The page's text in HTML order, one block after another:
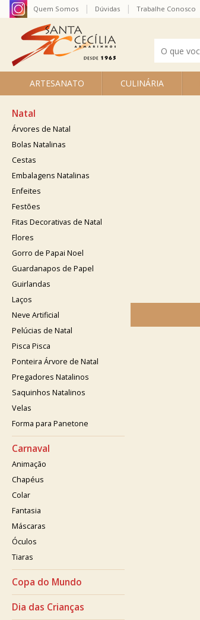
Quem Somos Dúvidas Trabalhe Conosco
ARTESANATO CULINÁRIA
Natal
Árvores de Natal
Bolas Natalinas
Cestas
Embalagens Natalinas
Enfeites
Festões
Fitas Decorativas de Natal
Flores
Gorro de Papai Noel
Guardanapos de Papel
Guirlandas
Laços
Neve Artificial
Pelúcias de Natal
Pisca Pisca
Ponteira Árvore de Natal
Pregadores Natalinos
Saquinhos Natalinos
Velas
Forma para Panetone
Carnaval
Animação
Chapéus
Colar
Fantasia
Máscaras
Óculos
Tiaras
Copa do Mundo
Dia das Crianças